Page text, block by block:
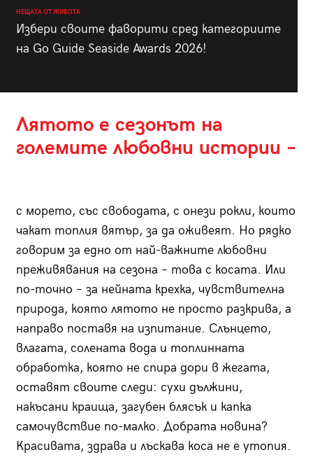
НЕЩАТА ОТ ЖИВОТА
Избери своите фаворити сред категориите
на Go Guide Seaside Awards 2026!
Лятото е сезонът на
големите любовни истории –
с морето, със свободата, с онези рокли, които
чакат топлия вятър, за да оживеят. Но рядко
говорим за едно от най-важните любовни
преживявания на сезона – това с косата. Или
по-точно – за нейната крехка, чувствителна
природа, която лятото не просто разкрива, а
направо поставя на изпитание. Слънцето,
влагата, солената вода и топлинната
обработка, която не спира дори в жегата,
оставят своите следи: сухи дължини,
накъсани краища, загубен блясък и капка
самочувствие по-малко. Добрата новина?
Красивата, здрава и лъскава коса не е утопия.